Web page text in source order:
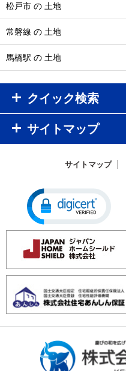
松戸市 の 土地
常磐線 の 土地
馬橋駅 の 土地
クイック検索
サイトマップ
サイトマップ